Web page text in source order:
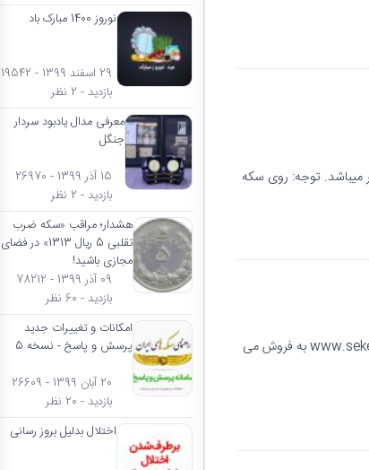
همانند تصویر میباشد. توجه: روی سکه
این مدال دارای کیفیت بانکی و همانند تصویر میباشد. مدال در کاور منقش به آرم www.sekeha.com به فروش می
نوروز 1400 مبارک باد
29 اسفند 1399 - 19542
بازدید - 2 نظر
معرفی مدال یادبود سردار
جنگل
15 آذر 1399 - 26970
بازدید - 2 نظر
هشدار؛ مراقب «سکه ضرب
تقلبی 5 ریال 1313» در فضای
مجازی باشید!
09 آذر 1399 - 78212
بازدید - 60 نظر
امکانات و تغییرات جدید
پرسش و پاسخ - نسخه 5
20 آبان 1399 - 26609
بازدید - 20 نظر
اختلال بدلیل بروز رسانی